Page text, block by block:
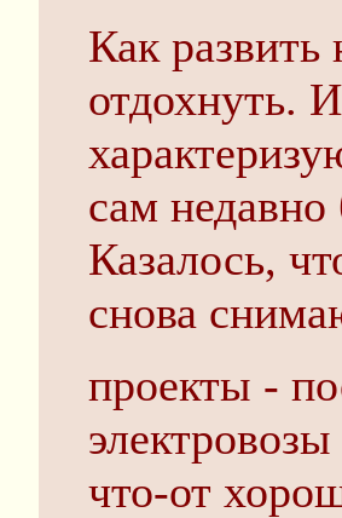
Как
отдохнуть.
сам
Казалось,
снова
проекты -
что-от